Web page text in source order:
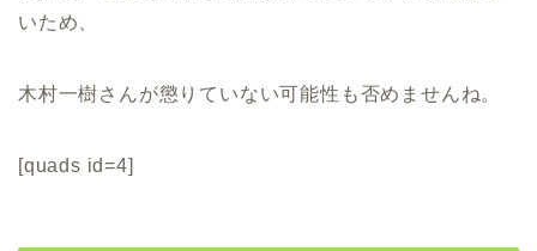
いため、
木村一樹さんが懲りていない可能性も否めませんね。
[quads id=4]